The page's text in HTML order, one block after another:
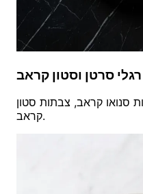
רגלי סרטן וסטון קראב
סנואו קראב, צבתות סטון
קראב.